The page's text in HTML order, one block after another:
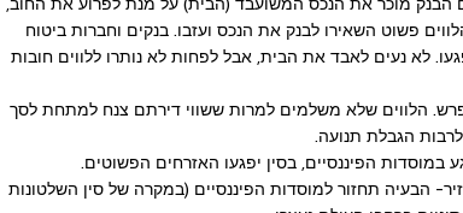
פשוט השאירו לבנק את הנכס ועזבו. בנקים וחברות ביטוח
לא נעים לאבד את הבית, אבל לפחות לא נותרו ללווים חובות
הלווים שלא משלמים למרות ששווי דירתם צנח למתחת לסך
הגבלת תנועה.
הפיננסיים, בסין יפגעו האזרחים הפשוטים.
הבעיה תחזור למוסדות הפיננסיים (במקרה של סין השלטונות